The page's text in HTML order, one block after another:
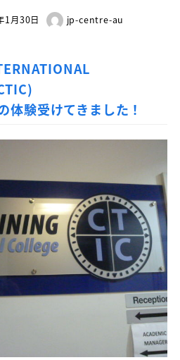
1月30日
著
jp-centre-au
験受けてきました！